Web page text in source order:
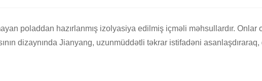
poladdan hazırlanmış izolyasiya edilmiş içməli məhsullardır. Onlar
dizaynında Jianyang, uzunmüddətli təkrar istifadəni